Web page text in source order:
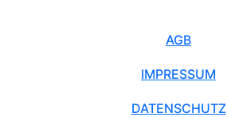
AGB
IMPRESSUM
DATENSCHUTZ